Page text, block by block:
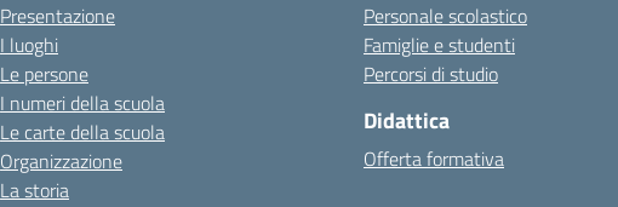
Presentazione
I luoghi
Le persone
I numeri della scuola
Le carte della scuola
Organizzazione
La storia
Personale scolastico
Famiglie e studenti
Percorsi di studio
Didattica
Offerta formativa